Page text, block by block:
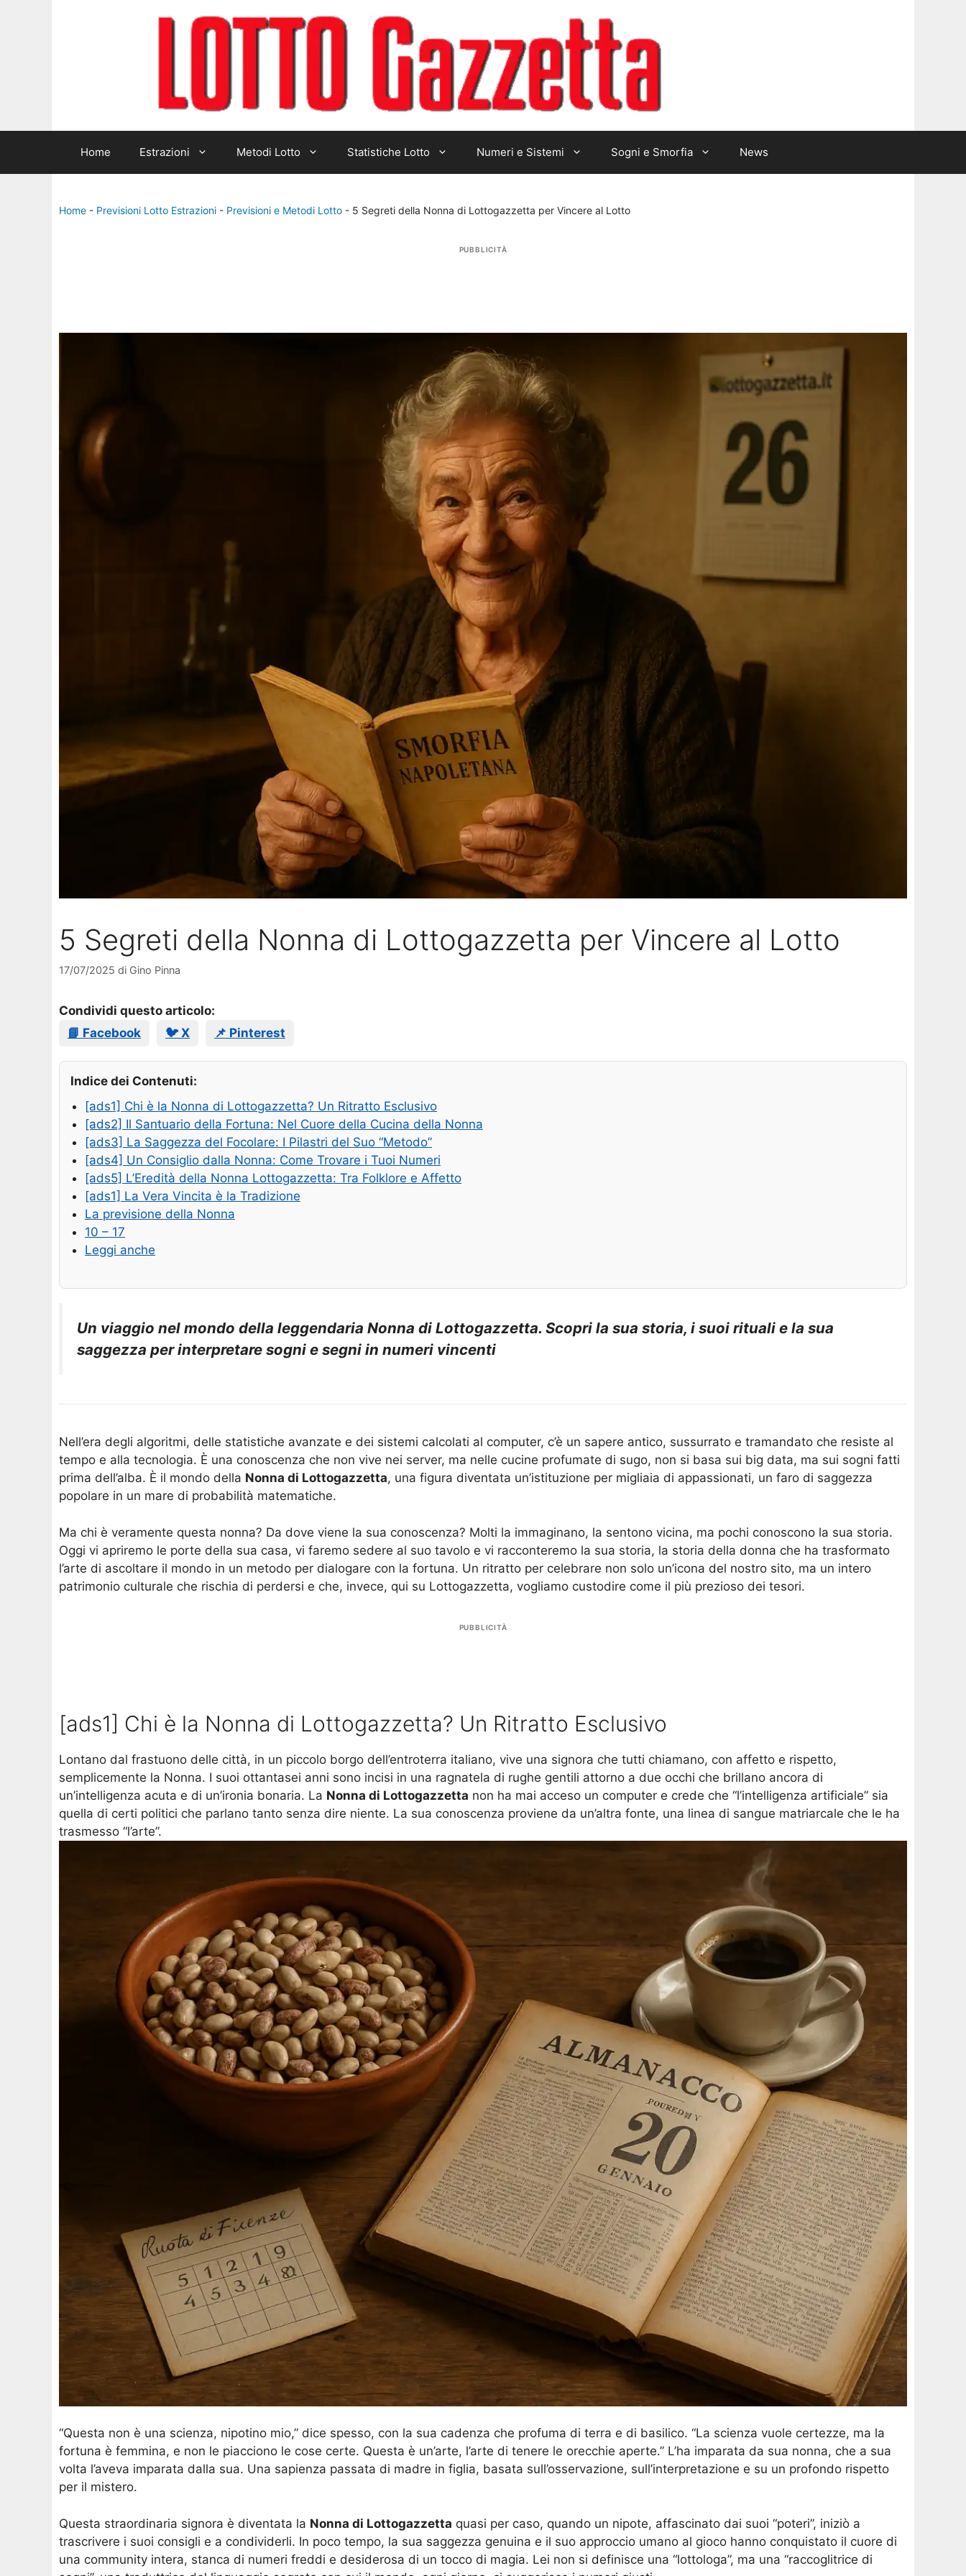
Home Estrazioni Metodi Lotto Statistiche Lotto Numeri e Sistemi Sogni e Smorfia News
Home - Previsioni Lotto Estrazioni - Previsioni e Metodi Lotto - 5 Segreti della Nonna di Lottogazzetta per Vincere al Lotto
PUBBLICITÀ
5 Segreti della Nonna di Lottogazzetta per Vincere al Lotto
17/07/2025 di Gino Pinna
Condividi questo articolo:
📘 Facebook
🐦 X 📌 Pinterest
Indice dei Contenuti:
[ads1] Chi è la Nonna di Lottogazzetta? Un Ritratto Esclusivo
[ads2] Il Santuario della Fortuna: Nel Cuore della Cucina della Nonna
[ads3] La Saggezza del Focolare: I Pilastri del Suo “Metodo”
[ads4] Un Consiglio dalla Nonna: Come Trovare i Tuoi Numeri
[ads5] L’Eredità della Nonna Lottogazzetta: Tra Folklore e Affetto
[ads1] La Vera Vincita è la Tradizione
La previsione della Nonna
10 – 17
Leggi anche
Un viaggio nel mondo della leggendaria Nonna di Lottogazzetta. Scopri la sua storia, i suoi rituali e la sua
saggezza per interpretare sogni e segni in numeri vincenti
Nell’era degli algoritmi, delle statistiche avanzate e dei sistemi calcolati al computer, c’è un sapere antico, sussurrato e tramandato che resiste al
tempo e alla tecnologia. È una conoscenza che non vive nei server, ma nelle cucine profumate di sugo, non si basa sui big data, ma sui sogni fatti
prima dell’alba. È il mondo della Nonna di Lottogazzetta, una figura diventata un’istituzione per migliaia di appassionati, un faro di saggezza
popolare in un mare di probabilità matematiche.
Ma chi è veramente questa nonna? Da dove viene la sua conoscenza? Molti la immaginano, la sentono vicina, ma pochi conoscono la sua storia.
Oggi vi apriremo le porte della sua casa, vi faremo sedere al suo tavolo e vi racconteremo la sua storia, la storia della donna che ha trasformato
l’arte di ascoltare il mondo in un metodo per dialogare con la fortuna. Un ritratto per celebrare non solo un’icona del nostro sito, ma un intero
patrimonio culturale che rischia di perdersi e che, invece, qui su Lottogazzetta, vogliamo custodire come il più prezioso dei tesori.
PUBBLICITÀ
[ads1] Chi è la Nonna di Lottogazzetta? Un Ritratto Esclusivo
Lontano dal frastuono delle città, in un piccolo borgo dell’entroterra italiano, vive una signora che tutti chiamano, con affetto e rispetto,
semplicemente la Nonna. I suoi ottantasei anni sono incisi in una ragnatela di rughe gentili attorno a due occhi che brillano ancora di
un’intelligenza acuta e di un’ironia bonaria. La Nonna di Lottogazzetta non ha mai acceso un computer e crede che “l’intelligenza artificiale” sia
quella di certi politici che parlano tanto senza dire niente. La sua conoscenza proviene da un’altra fonte, una linea di sangue matriarcale che le ha
trasmesso “l’arte”.
“Questa non è una scienza, nipotino mio,” dice spesso, con la sua cadenza che profuma di terra e di basilico. “La scienza vuole certezze, ma la
fortuna è femmina, e non le piacciono le cose certe. Questa è un’arte, l’arte di tenere le orecchie aperte.” L’ha imparata da sua nonna, che a sua
volta l’aveva imparata dalla sua. Una sapienza passata di madre in figlia, basata sull’osservazione, sull’interpretazione e su un profondo rispetto
per il mistero.
Questa straordinaria signora è diventata la Nonna di Lottogazzetta quasi per caso, quando un nipote, affascinato dai suoi “poteri”, iniziò a
trascrivere i suoi consigli e a condividerli. In poco tempo, la sua saggezza genuina e il suo approccio umano al gioco hanno conquistato il cuore di
una community intera, stanca di numeri freddi e desiderosa di un tocco di magia. Lei non si definisce una “lottologa”, ma una “raccoglitrice di